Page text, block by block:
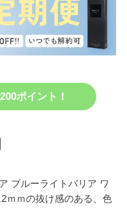
ポイント！
ブルーライトバリア ワ
ｍｍの抜け感のある、色